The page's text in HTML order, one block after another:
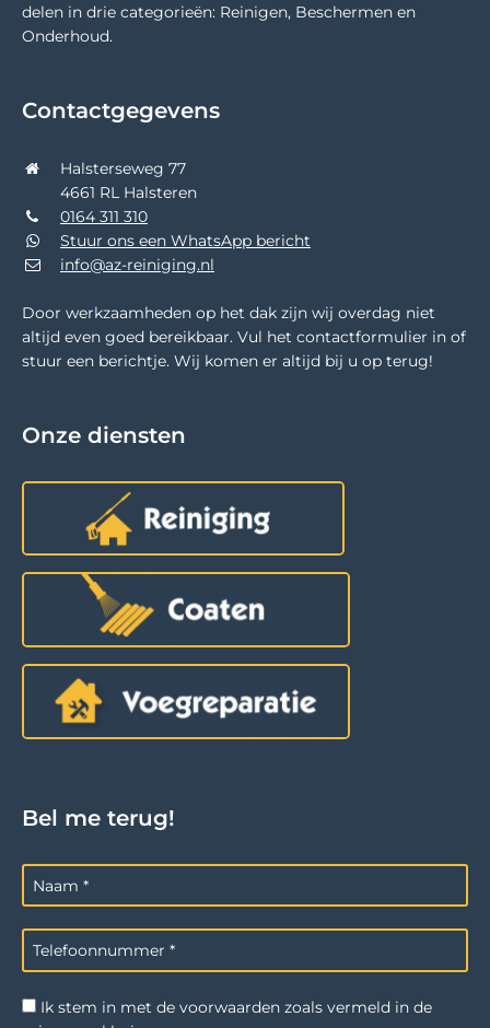
delen in drie categorieën: Reinigen, Beschermen en
Onderhoud.
Contactgegevens
Halsterseweg 77
4661 RL Halsteren
0164 311 310
Stuur ons een WhatsApp bericht
info@az-reiniging.nl
Door werkzaamheden op het dak zijn wij overdag niet
altijd even goed bereikbaar. Vul het contactformulier in of
stuur een berichtje. Wij komen er altijd bij u op terug!
Onze diensten
Bel me terug!
Ik stem in met de voorwaarden zoals vermeld in de